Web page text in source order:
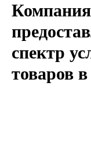
спектр
товаров